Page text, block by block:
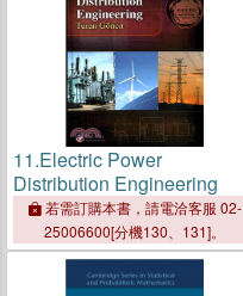
11.Electric Power
Distribution Engineering
若需訂購本書，請電洽客服 02-
25006600[分機130、131]。